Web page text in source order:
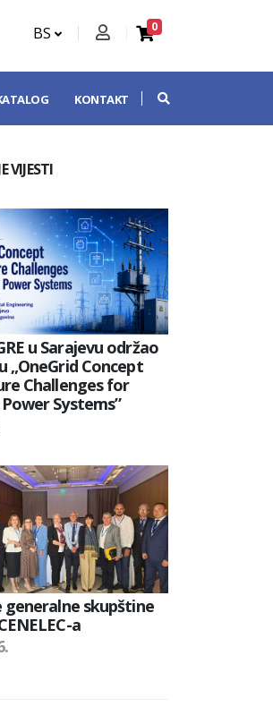
BS 0
KONTAKT
VIJESTI
u Sarajevu održao
„OneGrid Concept
Challenges for
Systems”
generalne skupštine
a